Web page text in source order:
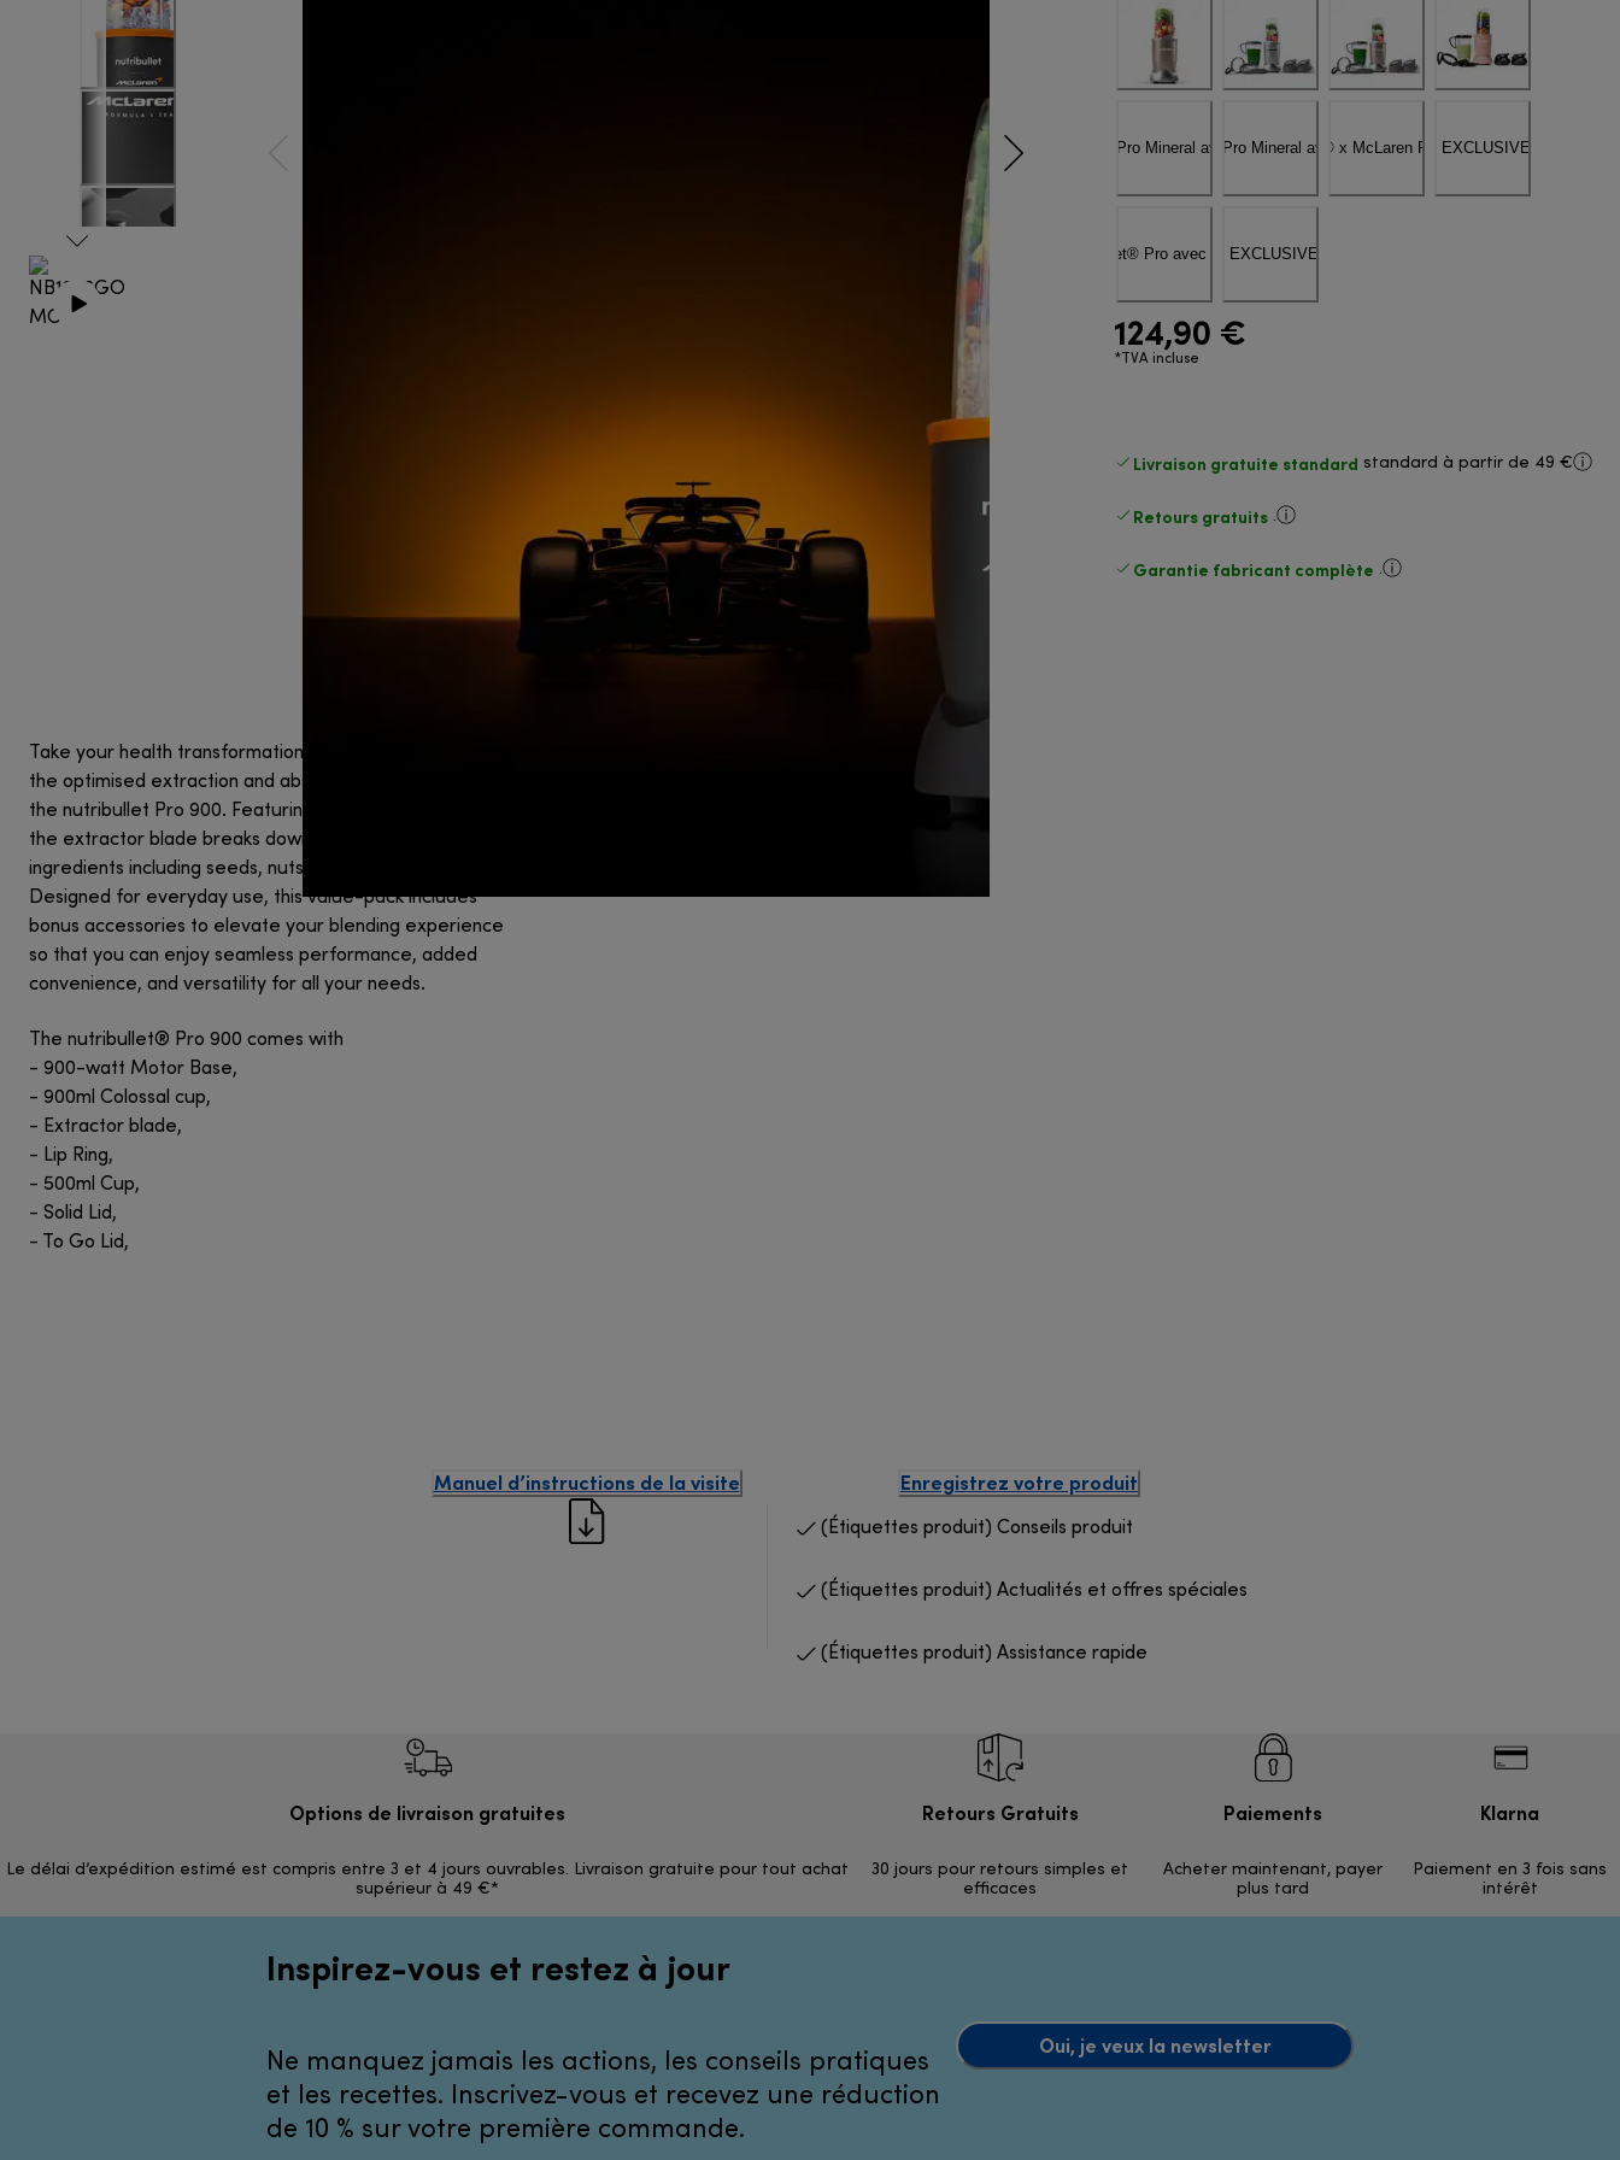
124,90 €
*TVA incluse
Livraison gratuite standard standard à partir de 49 €
Retours gratuits .
Garantie fabricant complète .
Take your health transformation to the next level with
the optimised extraction and absorption capabilities of
the nutribullet Pro 900. Featuring 900 watts of power,
the extractor blade breaks down the toughest
ingredients including seeds, nuts and whole fruits!
Designed for everyday use, this value-pack includes
bonus accessories to elevate your blending experience
so that you can enjoy seamless performance, added
convenience, and versatility for all your needs.
The nutribullet® Pro 900 comes with
- 900-watt Motor Base,
- 900ml Colossal cup,
- Extractor blade,
- Lip Ring,
- 500ml Cup,
- Solid Lid,
- To Go Lid,
Manuel d’instructions de la visite Enregistrez votre produit
(Étiquettes produit) Conseils produit
(Étiquettes produit) Actualités et offres spéciales
(Étiquettes produit) Assistance rapide
Options de livraison gratuites
Le délai d’expédition estimé est compris entre 3 et 4 jours ouvrables. Livraison gratuite pour tout achat
supérieur à 49 €*
Retours Gratuits
30 jours pour retours simples et
efficaces
Paiements
Acheter maintenant, payer
plus tard
Klarna
Paiement en 3 fois sans
intérêt
Inspirez-vous et restez à jour
Ne manquez jamais les actions, les conseils pratiques
et les recettes. Inscrivez-vous et recevez une réduction
de 10 % sur votre première commande.
Oui, je veux la newsletter